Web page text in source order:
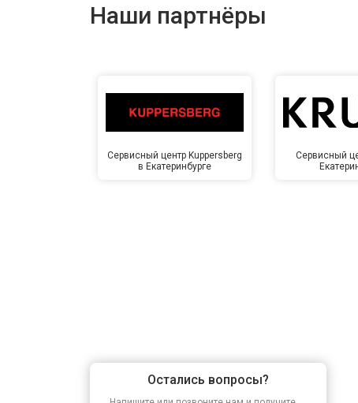
Наши партнёры
Сервисный центр Kuppersberg
в Екатеринбурге
Сервисный
Остались вопросы?